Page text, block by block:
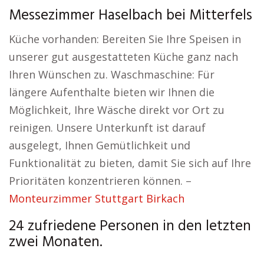
Messezimmer Haselbach bei Mitterfels
Küche vorhanden: Bereiten Sie Ihre Speisen in
unserer gut ausgestatteten Küche ganz nach
Ihren Wünschen zu. Waschmaschine: Für
längere Aufenthalte bieten wir Ihnen die
Möglichkeit, Ihre Wäsche direkt vor Ort zu
reinigen. Unsere Unterkunft ist darauf
ausgelegt, Ihnen Gemütlichkeit und
Funktionalität zu bieten, damit Sie sich auf Ihre
Prioritäten konzentrieren können. –
Monteurzimmer Stuttgart Birkach
24 zufriedene Personen in den letzten
zwei Monaten.